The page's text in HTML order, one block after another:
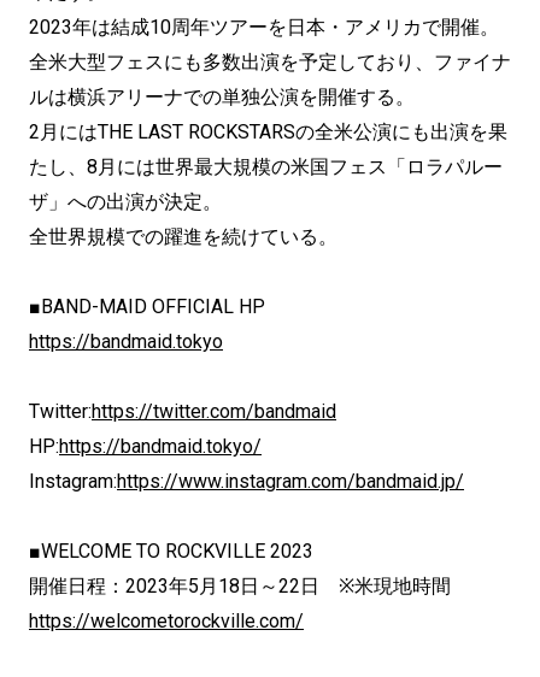
2023年は結成10周年ツアーを日本・アメリカで開催。
全米大型フェスにも多数出演を予定しており、ファイナ
ルは横浜アリーナでの単独公演を開催する。
2月にはTHE LAST ROCKSTARSの全米公演にも出演を果
たし、8月には世界最大規模の米国フェス「ロラパルー
ザ」への出演が決定。
全世界規模での躍進を続けている。
■BAND-MAID OFFICIAL HP
https://bandmaid.tokyo
Twitter:https://twitter.com/bandmaid
HP:https://bandmaid.tokyo/
Instagram:https://www.instagram.com/bandmaid.jp/
■WELCOME TO ROCKVILLE 2023
開催日程：2023年5月18日～22日 ※米現地時間
https://welcometorockville.com/